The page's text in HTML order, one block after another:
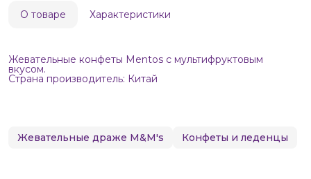
О товаре Характеристики
Жевательные конфеты Mentos с мультифруктовым
вкусом.
Страна производитель: Китай
Жевательные драже M&M's Конфеты и леденцы